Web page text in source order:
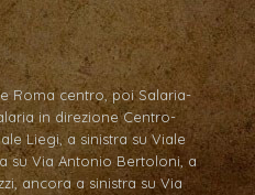
Roma centro, poi Salaria-
in direzione Centro-
Liegi, a sinistra su Viale
su Via Antonio Bertoloni, a
ancora a sinistra su Via